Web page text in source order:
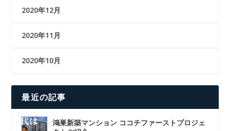
2020年12月
2020年11月
2020年10月
最近の記事
鴻巣新築マンション ココチファーストプロジェ